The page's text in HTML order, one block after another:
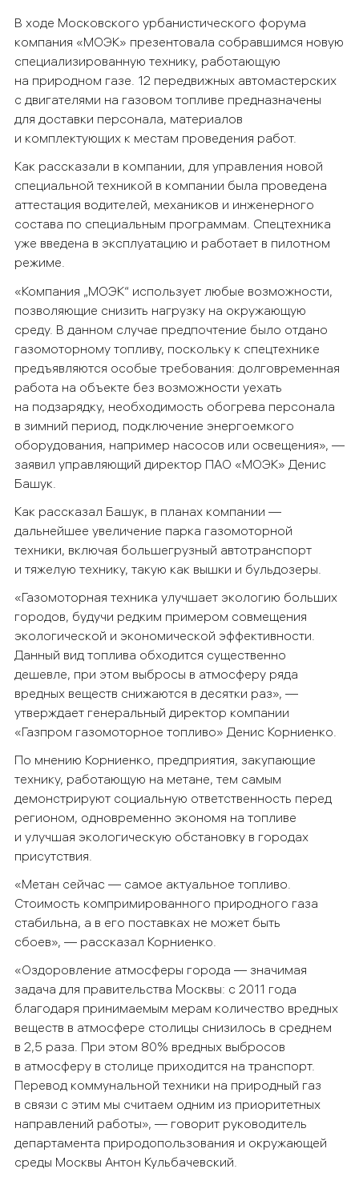
В ходе Московского урбанистического форума
компания «МОЭК» презентовала собравшимся новую
специализированную технику, работающую
на природном газе. 12 передвижных автомастерских
с двигателями на газовом топливе предназначены
для доставки персонала, материалов
и комплектующих к местам проведения работ.
Как рассказали в компании, для управления новой
специальной техникой в компании была проведена
аттестация водителей, механиков и инженерного
состава по специальным программам. Спецтехника
уже введена в эксплуатацию и работает в пилотном
режиме.
«Компания „МОЭК“ использует любые возможности,
позволяющие снизить нагрузку на окружающую
среду. В данном случае предпочтение было отдано
газомоторному топливу, поскольку к спецтехнике
предъявляются особые требования: долговременная
работа на объекте без возможности уехать
на подзарядку, необходимость обогрева персонала
в зимний период, подключение энергоемкого
оборудования, например насосов или освещения», —
заявил управляющий директор ПАО «МОЭК» Денис
Башук.
Как рассказал Башук, в планах компании —
дальнейшее увеличение парка газомоторной
техники, включая большегрузный автотранспорт
и тяжелую технику, такую как вышки и бульдозеры.
«Газомоторная техника улучшает экологию больших
городов, будучи редким примером совмещения
экологической и экономической эффективности.
Данный вид топлива обходится существенно
дешевле, при этом выбросы в атмосферу ряда
вредных веществ снижаются в десятки раз», —
утверждает генеральный директор компании
«Газпром газомоторное топливо» Денис Корниенко.
По мнению Корниенко, предприятия, закупающие
технику, работающую на метане, тем самым
демонстрируют социальную ответственность перед
регионом, одновременно экономя на топливе
и улучшая экологическую обстановку в городах
присутствия.
«Метан сейчас — самое актуальное топливо.
Стоимость компримированного природного газа
стабильна, а в его поставках не может быть
сбоев», — рассказал Корниенко.
«Оздоровление атмосферы города — значимая
задача для правительства Москвы: с 2011 года
благодаря принимаемым мерам количество вредных
веществ в атмосфере столицы снизилось в среднем
в 2,5 раза. При этом 80% вредных выбросов
в атмосферу в столице приходится на транспорт.
Перевод коммунальной техники на природный газ
в связи с этим мы считаем одним из приоритетных
направлений работы», — говорит руководитель
департамента природопользования и окружающей
среды Москвы Антон Кульбачевский.